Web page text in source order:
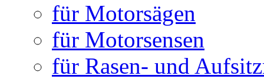
für Motorsägen
für Motorsensen
für Rasen- und